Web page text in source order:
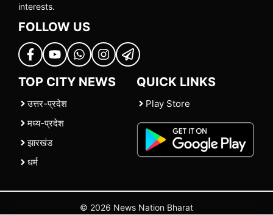
interests.
FOLLOW US
TOP CITY NEWS
उत्तर-प्रदेश
मध्य-प्रदेश
झारखंड
धर्म
QUICK LINKS
Play Store
© 2026 News Nation Bharat